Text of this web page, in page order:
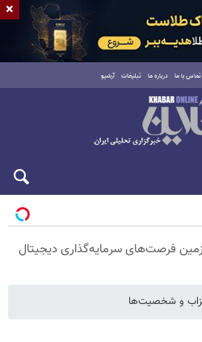
تماس با ما درباره ما تبلیغات آرشیو
فرصت‌های سرمایه‌گذاری دیجیتال
و شخصیت‌ها
×